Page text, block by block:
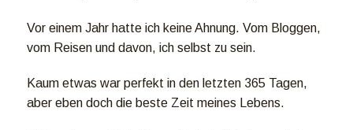
Vor einem Jahr hatte ich keine Ahnung. Vom Bloggen,
vom Reisen und davon, ich selbst zu sein.
Kaum etwas war perfekt in den letzten 365 Tagen,
aber eben doch die beste Zeit meines Lebens.